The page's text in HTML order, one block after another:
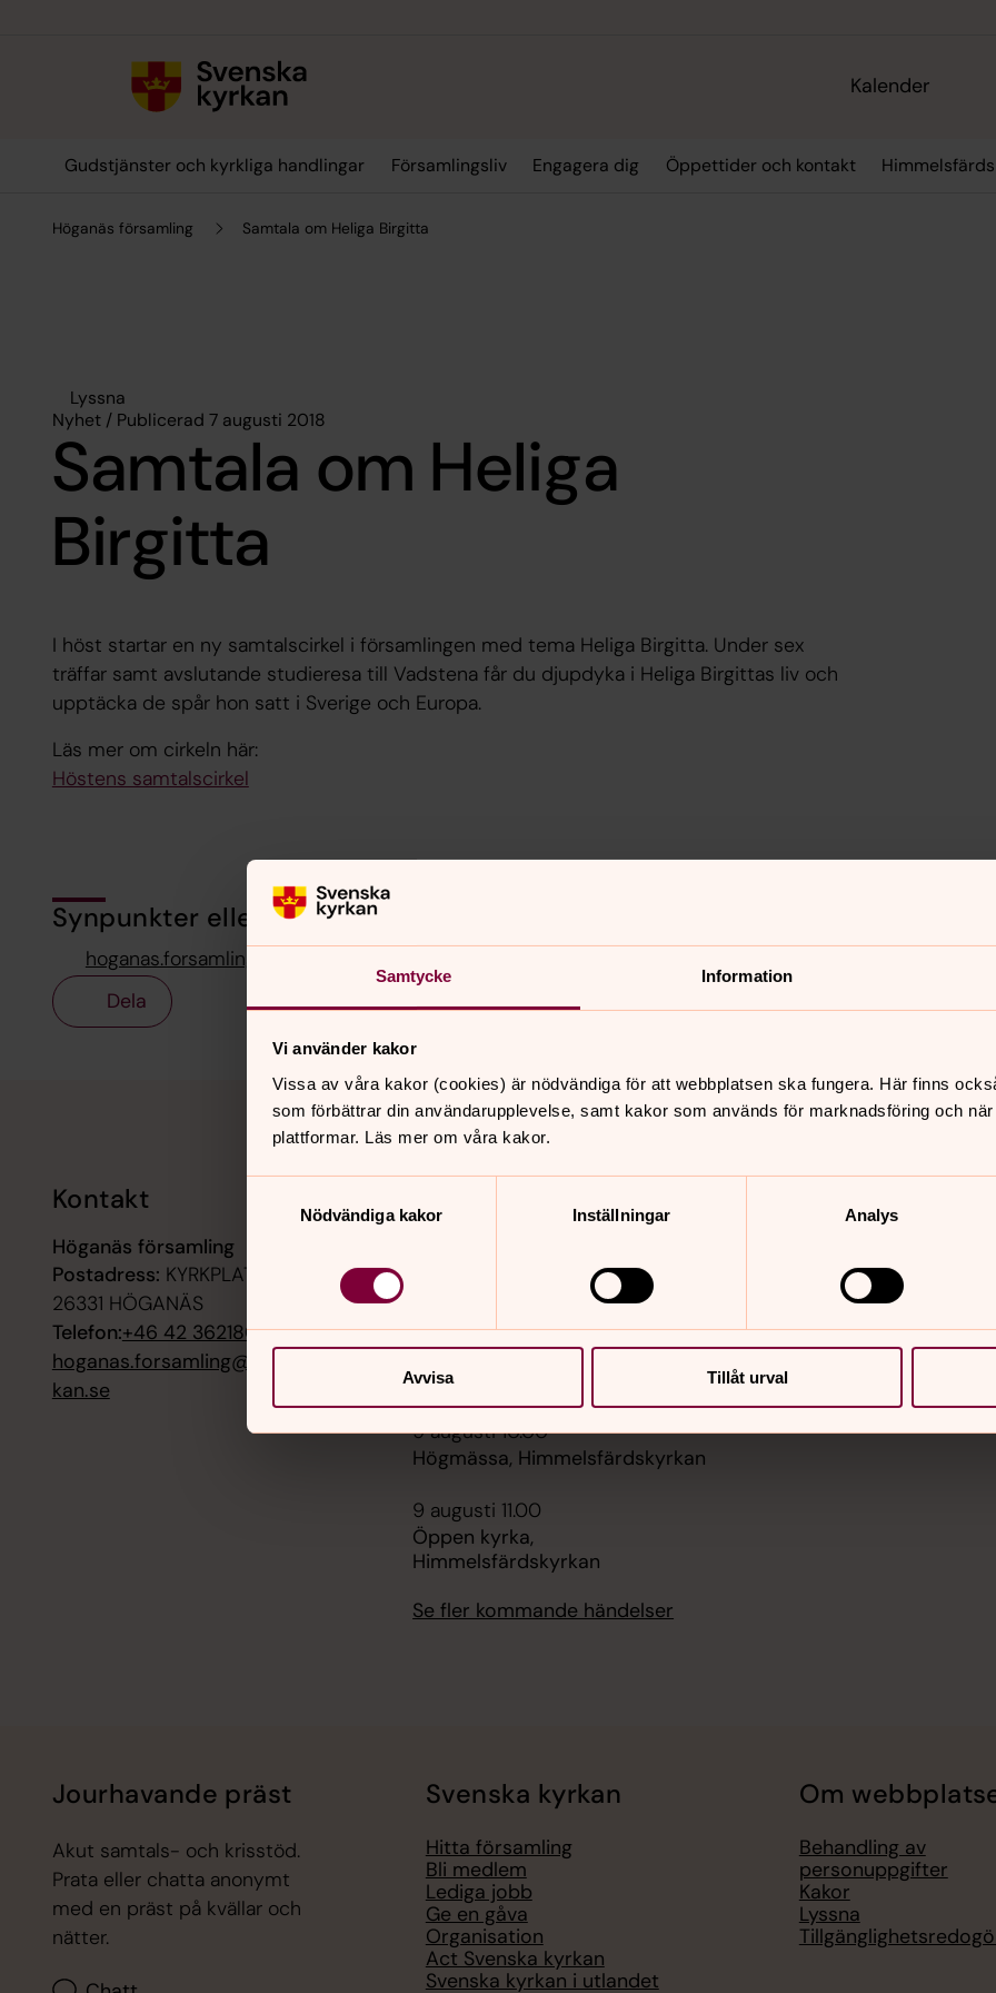
Samtycke Information
Vi använder kakor
Vissa av våra kakor (cookies) är nödvändiga för att webbplatsen ska fungera. Här finns
som förbättrar din användarupplevelse, samt kakor som används för marknadsföring och
plattformar. Läs mer om våra kakor.
Nödvändiga kakor
Inställningar Analys
Avvisa Tillåt urval
Kalender
Gudstjänster och kyrkliga handlingar Församlingsliv Engagera dig Öppettider och kontakt
Höganäs församling Samtala om Heliga Birgitta
Lyssna
Nyhet / Publicerad 7 augusti 2018
Samtala om Heliga
Birgitta
I höst startar en ny samtalscirkel i församlingen med tema Heliga Birgitta. Under sex
träffar samt avslutande studieresa till Vadstena får du djupdyka i Heliga Birgittas liv och
upptäcka de spår hon satt i Sverige och Europa.
Läs mer om cirkeln här:
Höstens samtalscirkel
Synpunkter eller frågor på sidans innehåll?
hoganas.forsamling@svenskakyrkan.se
Dela
Kontakt
Höganäs församling
Postadress: KYRKPLATSEN 3,
26331 HÖGANÄS
Telefon:+46 42 362180
hoganas.forsamling@svenskakyr
kan.se
Himmelsfärdskyrkan
8 augusti 12.00
Himlapaus, Himmelsfärdskyrkan
9 augusti 10.00
Högmässa, Himmelsfärdskyrkan
9 augusti 11.00
Öppen kyrka,
Himmelsfärdskyrkan
Se fler kommande händelser
Jourhavande präst
Akut samtals- och krisstöd.
Prata eller chatta anonymt
med en präst på kvällar och
nätter.
Svenska kyrkan
Hitta församling
Bli medlem
Lediga jobb
Ge en gåva
Organisation
Act Svenska kyrkan
Svenska kyrkan i utlandet
Om
Behandling av
personuppgifter
Kakor
Lyssna